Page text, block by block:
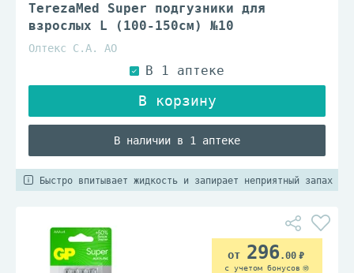
TerezaMed Super подгузники для
взрослых L (100-150см) №10
Олтекс С.А. АО
В наличии в 1 аптеке
Быстро впитывает жидкость и запирает неприятный запах
296.00
с учетом бонусов